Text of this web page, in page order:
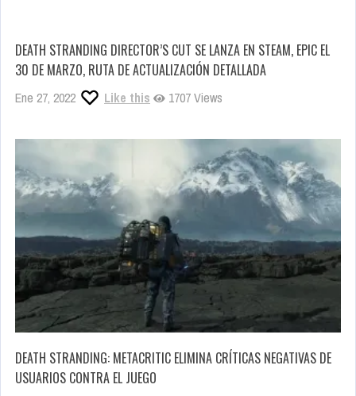
DEATH STRANDING DIRECTOR’S CUT SE LANZA EN STEAM, EPIC EL
30 DE MARZO, RUTA DE ACTUALIZACIÓN DETALLADA
Ene 27, 2022 Like this 1707 Views
DEATH STRANDING: METACRITIC ELIMINA CRÍTICAS NEGATIVAS DE
USUARIOS CONTRA EL JUEGO